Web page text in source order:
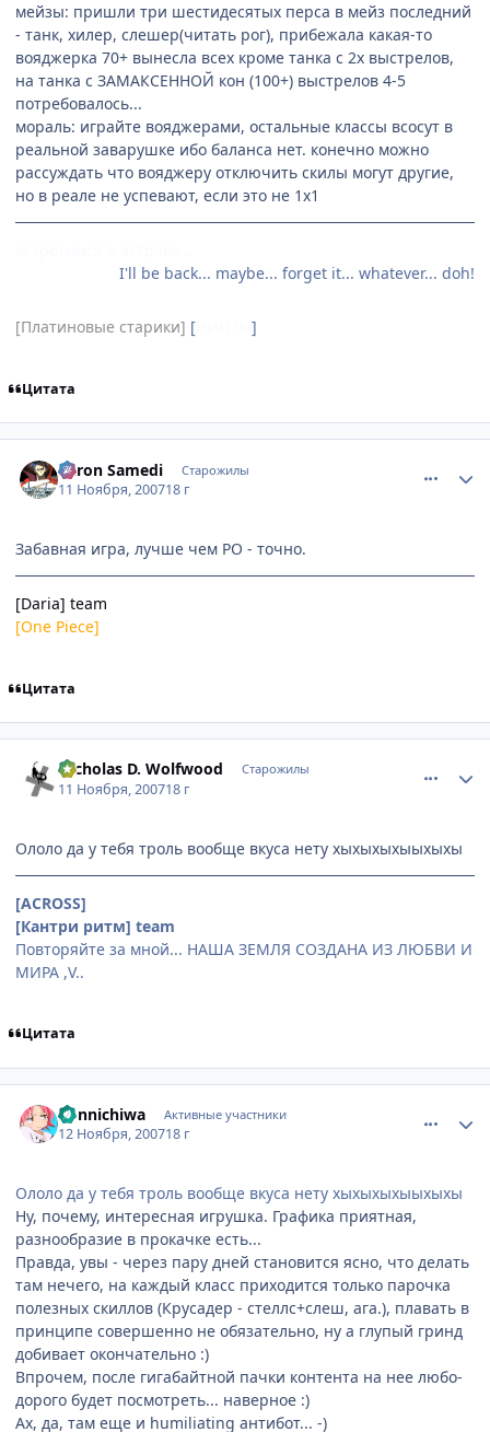
мейзы: пришли три шестидесятых перса в мейз последний
- танк, хилер, слешер(читать рог), прибежала какая-то
вояджерка 70+ вынесла всех кроме танка с 2х выстрелов,
на танка с ЗАМАКСЕННОЙ кон (100+) выстрелов 4-5
потребовалось...
мораль: играйте вояджерами, остальные классы всосут в
реальной заварушке ибо баланса нет. конечно можно
рассуждать что вояджеру отключить скилы могут другие,
но в реале не успевают, если это не 1х1
I'll be back... maybe... forget it... whatever... doh!
[Платиновые старики] [ ]
Цитата
Baron Samedi Старожилы
11 Ноября, 200718 г
Забавная игра, лучше чем РО - точно.
[Daria] team
[One Piece]
Цитата
Nicholas D. Wolfwood Старожилы
11 Ноября, 200718 г
Ололо да у тебя троль вообще вкуса нету хыхыхыхыыхыхы
[ACROSS]
[Кантри ритм] team
Повторяйте за мной... НАША ЗЕМЛЯ СОЗДАНА ИЗ ЛЮБВИ И
МИРА ,V..
Цитата
konnichiwa Активные участники
12 Ноября, 200718 г
Ололо да у тебя троль вообще вкуса нету хыхыхыхыыхыхы
Ну, почему, интересная игрушка. Графика приятная,
разнообразие в прокачке есть...
Правда, увы - через пару дней становится ясно, что делать
там нечего, на каждый класс приходится только парочка
полезных скиллов (Крусадер - стеллс+слеш, ага.), плавать в
принципе совершенно не обязательно, ну а глупый гринд
добивает окончательно :)
Впрочем, после гигабайтной пачки контента на нее любо-
дорого будет посмотреть... наверное :)
Ах, да, там еще и humiliating антибот... -)